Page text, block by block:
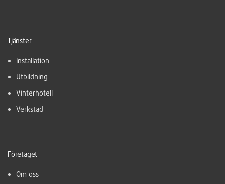
Tjänster
Installation
Utbildning
Vinterhotell
Verkstad
Företaget
Om oss